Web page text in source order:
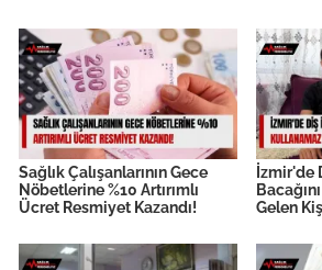
Sağlık Çalışanlarının Gece
Nöbetlerine %10 Artırımlı
Ücret Resmiyet Kazandı!
İzmir'de
Gelen